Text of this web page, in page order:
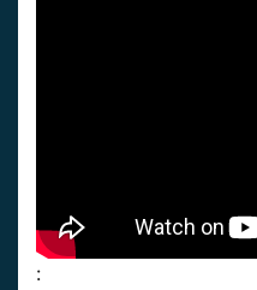
: